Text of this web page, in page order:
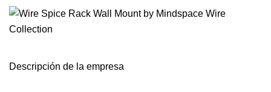
Descripción de la empresa